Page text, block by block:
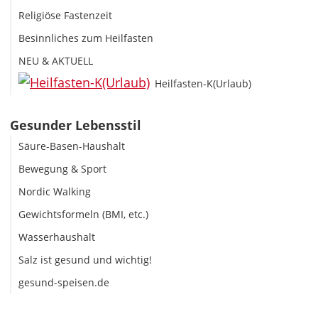
Religiöse Fastenzeit
Besinnliches zum Heilfasten
NEU & AKTUELL
Heilfasten-K(Urlaub)
Gesunder Lebensstil
Säure-Basen-Haushalt
Bewegung & Sport
Nordic Walking
Gewichtsformeln (BMI, etc.)
Wasserhaushalt
Salz ist gesund und wichtig!
gesund-speisen.de